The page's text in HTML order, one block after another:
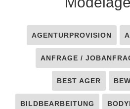
AGENTURPROVISION
ANFRAGE /
BEST AGER
BILDBEARBEITUNG